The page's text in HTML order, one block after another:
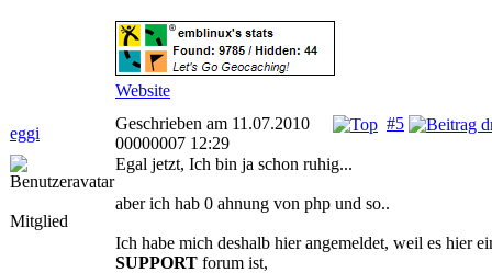
Website
eggi
#5
Geschrieben am 11.07.2010
00000007 12:29
Mitglied
Egal jetzt, Ich bin ja schon ruhig...
aber ich hab 0 ahnung von php und so..
Ich habe mich deshalb hier angemeldet, weil es hier
SUPPORT forum ist,